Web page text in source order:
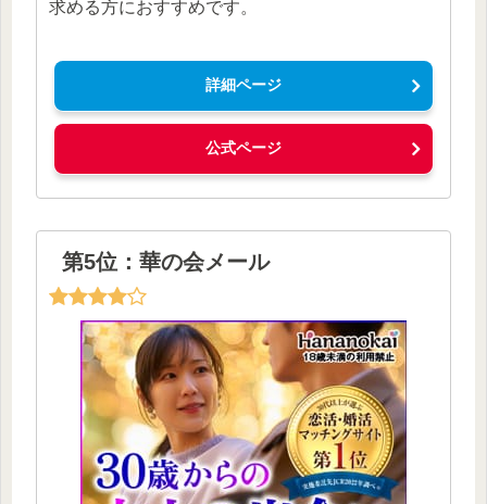
求める方におすすめです。
詳細ページ
公式ページ
第5位：華の会メール